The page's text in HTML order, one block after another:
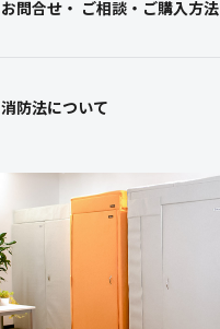
お問合せ・ ご相談・ご購入方法
消防法について